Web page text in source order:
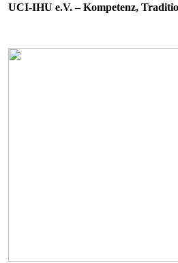
UCI-IHU e.V. – Kompetenz,